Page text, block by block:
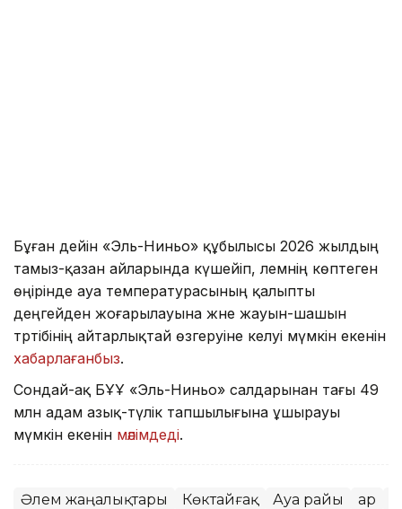
Бұған дейін «Эль-Ниньо» құбылысы 2026 жылдың
тамыз-қазан айларында күшейіп, әлемнің көптеген
өңірінде ауа температурасының қалыпты
деңгейден жоғарылауына және жауын-шашын
тәртібінің айтарлықтай өзгеруіне әкелуі мүмкін екенін
хабарлағанбыз.
Сондай-ақ БҰҰ «Эль-Ниньо» салдарынан тағы 49
млн адам азық-түлік тапшылығына ұшырауы
мүмкін екенін мәлімдеді.
Әлем жаңалықтары Көктайғақ Ауа райы Қар